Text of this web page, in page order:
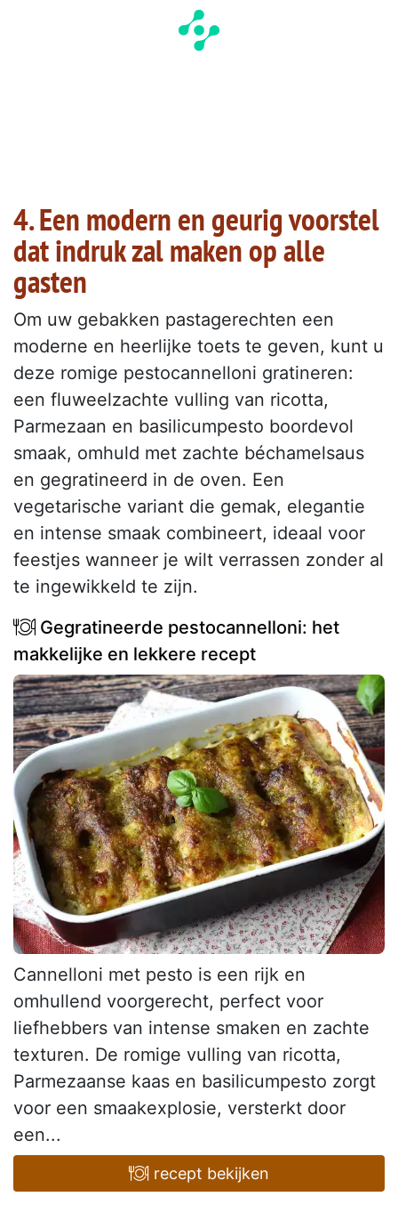
4. Een modern en geurig voorstel
dat indruk zal maken op alle
gasten
Om uw gebakken pastagerechten een
moderne en heerlijke toets te geven, kunt u
deze romige pestocannelloni gratineren:
een fluweelzachte vulling van ricotta,
Parmezaan en basilicumpesto boordevol
smaak, omhuld met zachte béchamelsaus
en gegratineerd in de oven. Een
vegetarische variant die gemak, elegantie
en intense smaak combineert, ideaal voor
feestjes wanneer je wilt verrassen zonder al
te ingewikkeld te zijn.
Gegratineerde pestocannelloni: het
makkelijke en lekkere recept
Cannelloni met pesto is een rijk en
omhullend voorgerecht, perfect voor
liefhebbers van intense smaken en zachte
texturen. De romige vulling van ricotta,
Parmezaanse kaas en basilicumpesto zorgt
voor een smaakexplosie, versterkt door
een...
recept bekijken